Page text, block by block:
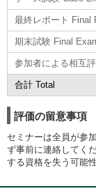
最終レポート Final
期末試験 Final
参加者による相互
合計 Total
評価の留意事項
セミナーは全員が参
ず事前に連絡してく
する資格を失う可能